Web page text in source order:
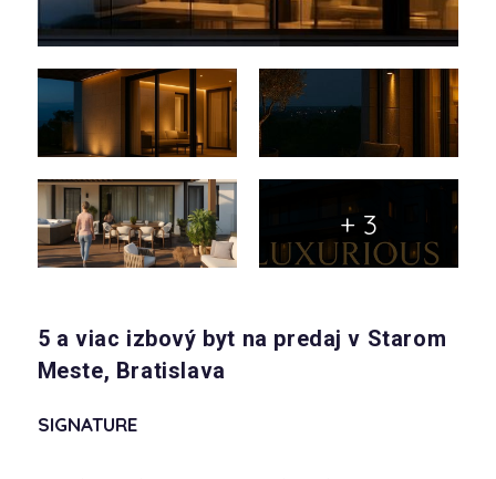
+ 3
5 a viac izbový byt na predaj v Starom
Meste, Bratislava
SIGNATURE